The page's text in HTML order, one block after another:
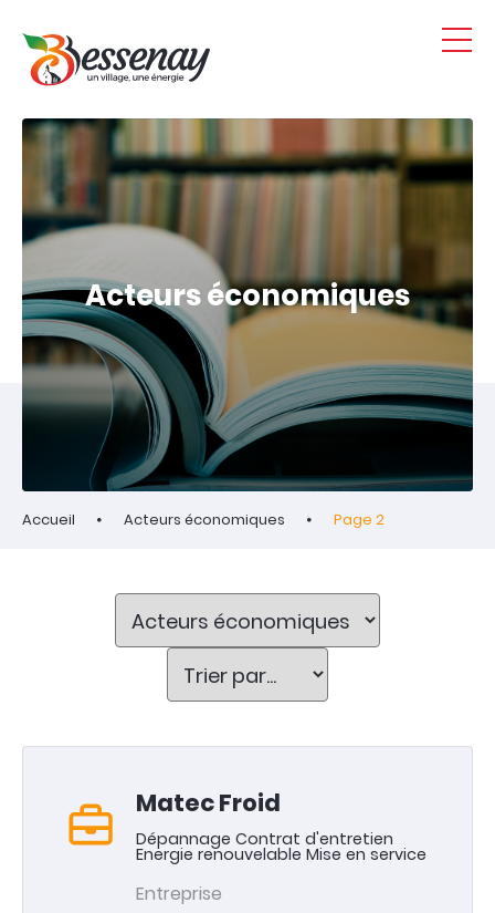
Acteurs économiques
Accueil Acteurs économiques Page 2
Matec Froid
Dépannage Contrat d'entretien
Energie renouvelable Mise en service
Entreprise